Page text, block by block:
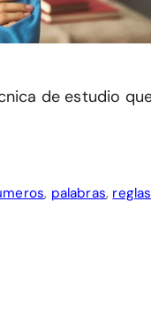
de estudio
, palabras, reglas